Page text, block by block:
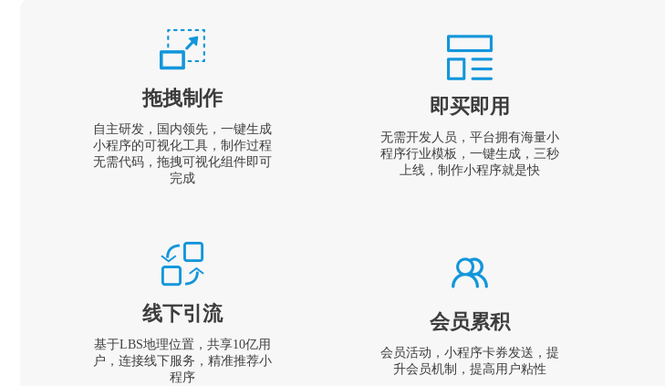
拖拽制作
自主研发，国内领先，一键生成
小程序的可视化工具，制作过程
无需代码，拖拽可视化组件即可
完成
即买即用
无需开发人员，平台拥有海量小
程序行业模板，一键生成，三秒
上线，制作小程序就是快
线下引流
基于LBS地理位置，共享10亿用
户，连接线下服务，精准推荐小
程序
会员累积
会员活动，小程序卡券发送，提
升会员机制，提高用户粘性